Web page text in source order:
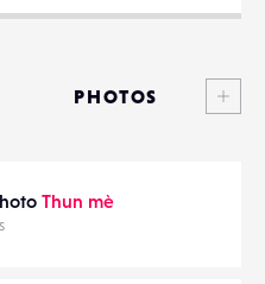
PHOTOS
MATÉRIELS
Thun mè